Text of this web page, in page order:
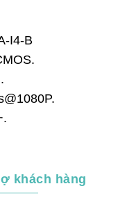
I4-B
khách hàng